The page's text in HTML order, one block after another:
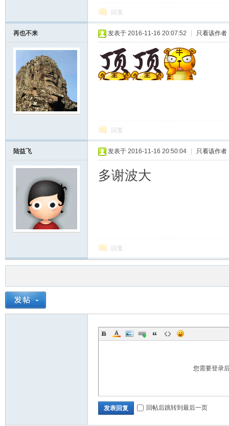
回复
再也不来 发表于 2016-11-16 20:07:52 只看该作者
回复
陆益飞 发表于 2016-11-16 20:50:04 只看该作者
多谢波大
回复
您需要登录
发表回复 回帖后跳转到最后一页